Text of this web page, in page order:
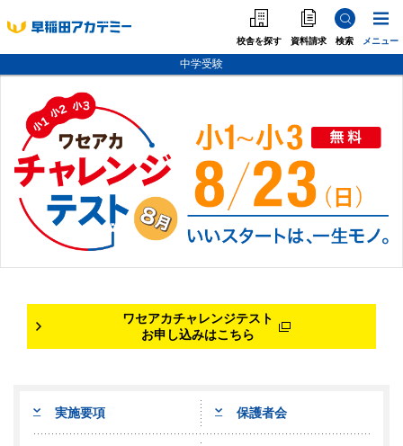
校舎を探す 資料請求 検索 メニュー
中学受験
高校受験 大学受験
個別指導
海外·帰国·首都圏外
ワセアカチャレンジテスト
お申し込みはこちら
実施要項 保護者会